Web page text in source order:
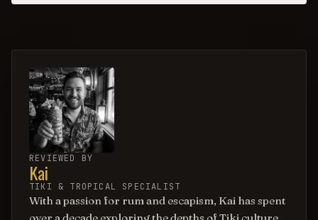
REVIEWED BY
Kai
TIKI & TROPICAL SPECIALIST
With a passion for rum and escapism, Kai has spent